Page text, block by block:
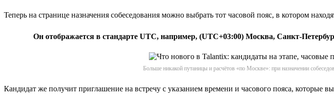
Теперь на странице назначения собеседования можно выбрать тот часовой пояс, в котором
Он отображается в стандарте UTC, например, (UTC+03:00) Москва, Санкт-
Больше никакой путаницы и расчётов «по Москве»: при назначении
Кандидат же получит приглашение на встречу с указанием времени и часового пояса, которые